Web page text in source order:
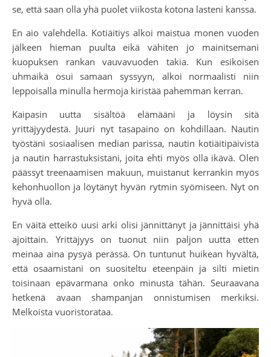
se, että saan olla yhä puolet viikosta kotona lasteni kanssa.
En aio valehdella. Kotiäitiys alkoi maistua monen vuoden
jälkeen hieman puulta eikä vähiten jo mainitsemani
kuopuksen rankan vauvavuoden takia. Kun esikoisen
uhmaikä osui samaan syssyyn, alkoi normaalisti niin
leppoisalla minulla hermoja kiristää pahemman kerran.
Kaipasin uutta sisältöä elämääni ja löysin sitä
yrittäjyydestä. Juuri nyt tasapaino on kohdillaan. Nautin
työstäni sosiaalisen median parissa, nautin kotiäitipäivistä
ja nautin harrastuksistani, joita ehti myös olla ikävä. Olen
päässyt treenaamisen makuun, muistanut kerrankin myös
kehonhuollon ja löytänyt hyvän rytmin syömiseen. Nyt on
hyvä olla.
En väitä etteikö uusi arki olisi jännittänyt ja jännittäisi yhä
ajoittain. Yrittäjyys on tuonut niin paljon uutta etten
meinaa aina pysyä perässä. On tuntunut huikean hyvältä,
että osaamistani on suositeltu eteenpäin ja silti mietin
toisinaan epävarmana onko minusta tähän. Seuraavana
hetkenä avaan shampanjan onnistumisen merkiksi.
Melkoista vuoristorataa.